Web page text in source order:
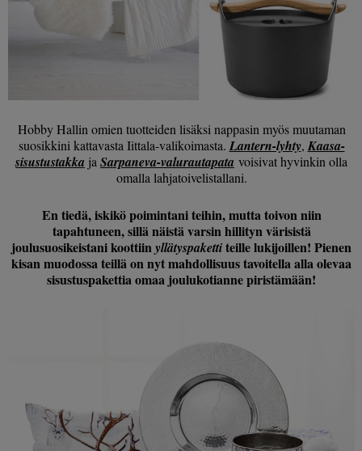
Hobby Hallin omien tuotteiden lisäksi nappasin myös muutaman
suosikkini kattavasta Iittala-valikoimasta. Lantern-lyhty, Kaasa-
sisustustakka jaSarpaneva-valurautapata voisivat hyvinkin olla
omalla lahjatoivelistallani.
En tiedä, iskikö poimintani teihin, mutta toivon niin
tapahtuneen, sillä näistä varsin hillityn värisistä
joulusuosikeistani koottiinyllätyspakettiteille lukijoillen! Pienen
kisan muodossa teillä on nyt mahdollisuus tavoitella alla olevaa
sisustuspakettia omaa joulukotianne piristämään!